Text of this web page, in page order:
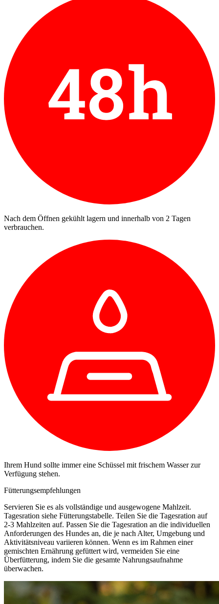
Nach dem Öffnen gekühlt lagern und innerhalb von 2 Tagen
verbrauchen.
Ihrem Hund sollte immer eine Schüssel mit frischem Wasser zur
Verfügung stehen.
Fütterungsempfehlungen
Servieren Sie es als vollständige und ausgewogene Mahlzeit.
Tagesration siehe Fütterungstabelle. Teilen Sie die Tagesration auf
2-3 Mahlzeiten auf. Passen Sie die Tagesration an die individuellen
Anforderungen des Hundes an, die je nach Alter, Umgebung und
Aktivitätsniveau variieren können. Wenn es im Rahmen einer
gemischten Ernährung gefüttert wird, vermeiden Sie eine
Überfütterung, indem Sie die gesamte Nahrungsaufnahme
überwachen.